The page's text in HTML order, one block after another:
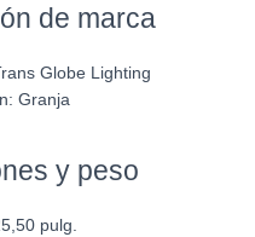
de marca
Globe Lighting
Granja
y peso
pulg.